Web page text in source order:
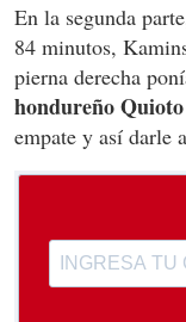
En la segunda
84 minutos,
pierna derecha
hondureño
empate y así darle